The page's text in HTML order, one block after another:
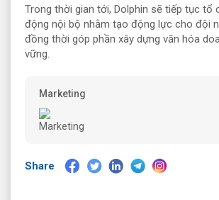
Trong thời gian tới, Dolphin sẽ tiếp tục tổ
động nội bộ nhằm tạo động lực cho đội
đồng thời góp phần xây dựng văn hóa
vững.
Marketing
Share